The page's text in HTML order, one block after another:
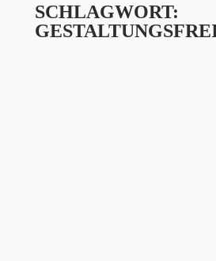
SCHLAGWORT: